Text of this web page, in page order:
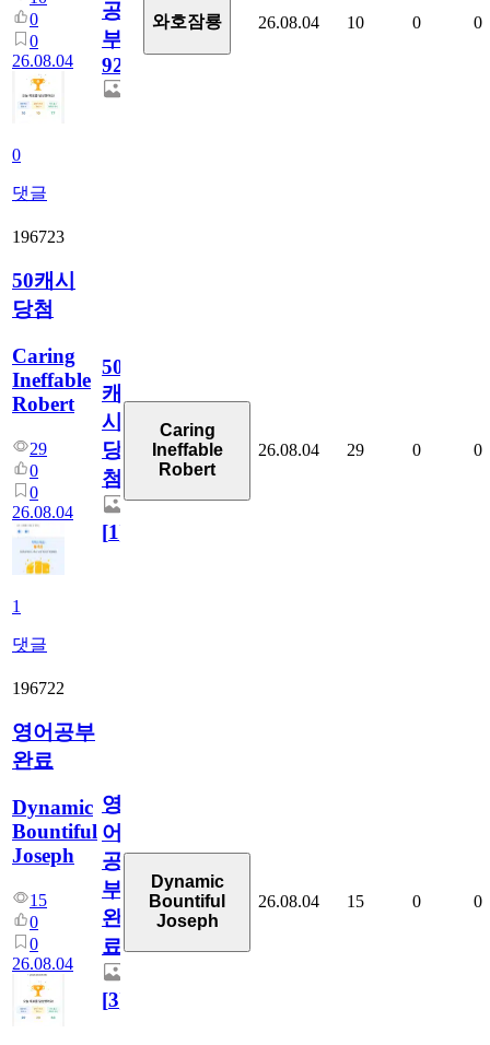
0
0
26.08.04
0
댓글
공
부
928
와호잠룡 26.08.04 10 0 0
196723
50캐시
당첨
Caring
Ineffable
Robert
29
0
0
26.08.04
1
댓글
50
캐
시
당
첨
[1]
Caring
Ineffable
Robert
26.08.04 29 0 0
196722
영어공부
완료
Dynamic
Bountiful
Joseph
15
0
0
26.08.04
영
어
공
부
완
료
[3]
Dynamic
Bountiful
Joseph
26.08.04 15 0 0